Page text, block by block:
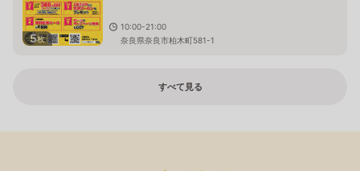
5枚
10:00-21:00
奈良県奈良市柏木町581-1
すべて見る